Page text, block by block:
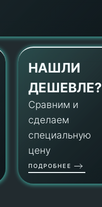
НАШЛИ
ДЕШЕВЛЕ?
Сравним и
сделаем
специальную
цену
ПОДРОБНЕЕ